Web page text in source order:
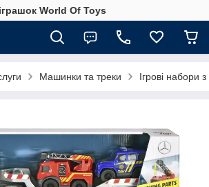
World Of Toys
Машинки та треки Ігрові набори